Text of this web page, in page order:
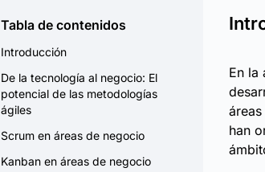
Tabla de contenidos
Introducción
De la tecnología al negocio: El
potencial de las metodologías
ágiles
Scrum en áreas de negocio
Kanban en áreas de negocio
En la
han